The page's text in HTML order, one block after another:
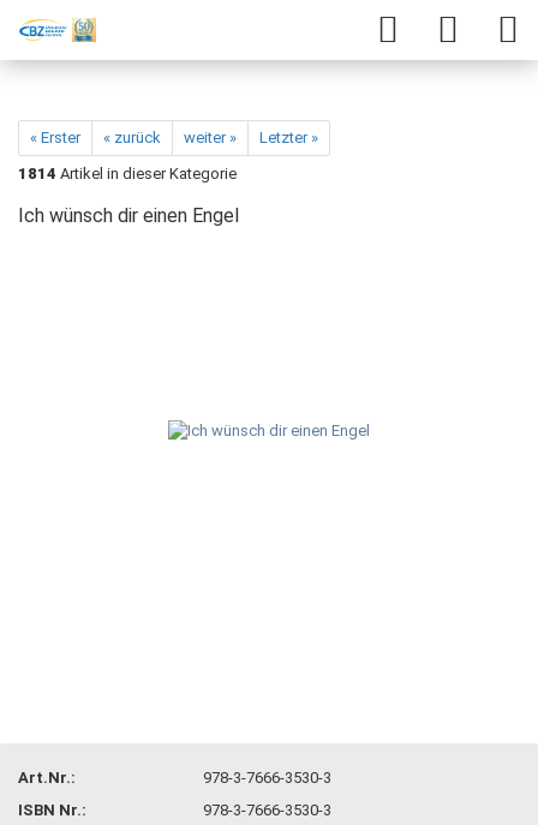
« Erster « zurück weiter »
Letzter »
1814 Artikel in dieser Kategorie
Ich wünsch dir einen Engel
Art.Nr.:
978-3-7666-3530-3
ISBN Nr.:
978-3-7666-3530-3